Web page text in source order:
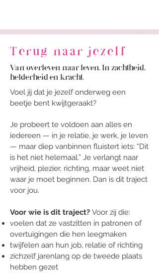
Terug naar jezelf
Van overleven naar leven. In zachtheid,
helderheid en kracht.
Voel jij dat je jezelf onderweg een
beetje bent kwijtgeraakt?
Je probeert te voldoen aan alles en
iedereen — in je relatie, je werk, je leven
— maar diep vanbinnen fluistert iets: “Dit
is het niet helemaal.” Je verlangt naar
vrijheid, plezier, richting, maar weet niet
waar je moet beginnen. Dan is dit traject
voor jou.
Voor wie is dit traject? Voor zij die:
voelen dat ze vastzitten in patronen of
overtuigingen die hen leegmaken
twijfelen aan hun job, relatie of richting
zichzelf jarenlang op de tweede plaats
hebben gezet